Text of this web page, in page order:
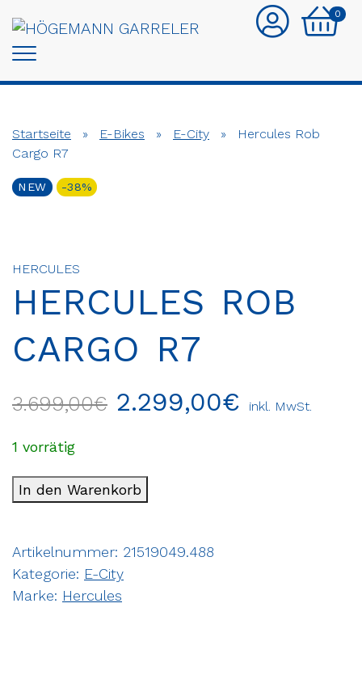
0
Startseite » E-Bikes » E-City »
Hercules Rob
Cargo R7
NEW -38%
HERCULES
HERCULES ROB
CARGO R7
3.699,00€ 2.299,00€ inkl. MwSt.
1 vorrätig
In den Warenkorb
Artikelnummer: 21519049.488
Kategorie: E-City
Marke: Hercules